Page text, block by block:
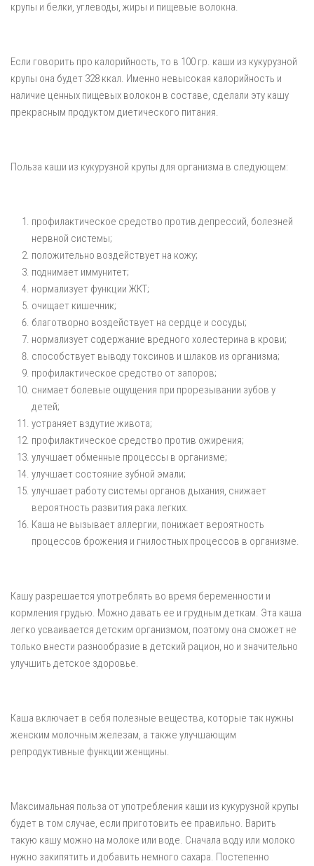
крупы и белки, углеводы, жиры и пищевые волокна.
Если говорить про калорийность, то в 100 гр. каши из кукурузной
крупы она будет 328 ккал. Именно невысокая калорийность и
наличие ценных пищевых волокон в составе, сделали эту кашу
прекрасным продуктом диетического питания.
Польза каши из кукурузной крупы для организма в следующем:
профилактическое средство против депрессий, болезней
нервной системы;
положительно воздействует на кожу;
поднимает иммунитет;
нормализует функции ЖКТ;
очищает кишечник;
благотворно воздействует на сердце и сосуды;
нормализует содержание вредного холестерина в крови;
способствует выводу токсинов и шлаков из организма;
профилактическое средство от запоров;
снимает болевые ощущения при прорезывании зубов у
детей;
устраняет вздутие живота;
профилактическое средство против ожирения;
улучшает обменные процессы в организме;
улучшает состояние зубной эмали;
улучшает работу системы органов дыхания, снижает
вероятность развития рака легких.
Каша не вызывает аллергии, понижает вероятность
процессов брожения и гнилостных процессов в организме.
Кашу разрешается употреблять во время беременности и
кормления грудью. Можно давать ее и грудным деткам. Эта каша
легко усваивается детским организмом, поэтому она сможет не
только внести разнообразие в детский рацион, но и значительно
улучшить детское здоровье.
Каша включает в себя полезные вещества, которые так нужны
женским молочным железам, а также улучшающим
репродуктивные функции женщины.
Максимальная польза от употребления каши из кукурузной крупы
будет в том случае, если приготовить ее правильно. Варить
такую кашу можно на молоке или воде. Сначала воду или молоко
нужно закипятить и добавить немного сахара. Постепенно